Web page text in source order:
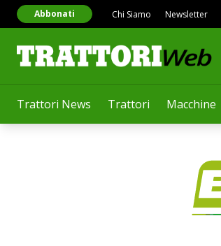
Trattori News Trattori Macchine
Abbonati Chi Siamo Newsletter